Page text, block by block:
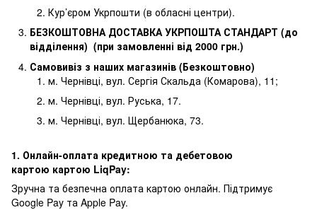
Кур’єром Укрпошти (в обласні центри).
БЕЗКОШТОВНА ДОСТАВКА УКРПОШТА СТАНДАРТ (до
відділення) (при замовленні від 2000 грн.)
Самовивіз з наших магазинів (Безкоштовно)
м. Чернівці, вул. Сергія Скальда (Комарова), 11;
м. Чернівці, вул. Руська, 17.
м. Чернівці, вул. Щербанюка, 73.
1. Онлайн-оплата кредитною та дебетовою
картою картою LiqPay:
Зручна та безпечна оплата картою онлайн. Підтримує
Google Pay та Apple Pay.